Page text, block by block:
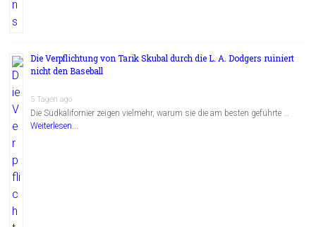
Die Verpflichtung von Tarik Skubal durch die L. A. Dodgers ruiniert
nicht den Baseball
5 Tagen ago
Die Südkalifornier zeigen vielmehr, warum sie die am besten geführte …
Weiterlesen...